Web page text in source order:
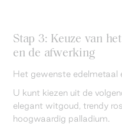
Stap 3: Keuze van
en de afwerking
Het gewenste edelmetaal
U kunt kiezen uit de
elegant witgoud, trendy
hoogwaardig palladium.